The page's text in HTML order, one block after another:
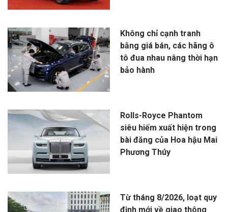
Không chỉ cạnh tranh
bằng giá bán, các hãng ô
tô đua nhau nâng thời hạn
bảo hành
Rolls-Royce Phantom
siêu hiếm xuất hiện trong
bài đăng của Hoa hậu Mai
Phương Thúy
Từ tháng 8/2026, loạt quy
định mới về giao thông